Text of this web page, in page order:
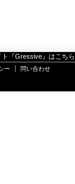
『Gressive』はこちら
ー 問い合わせ